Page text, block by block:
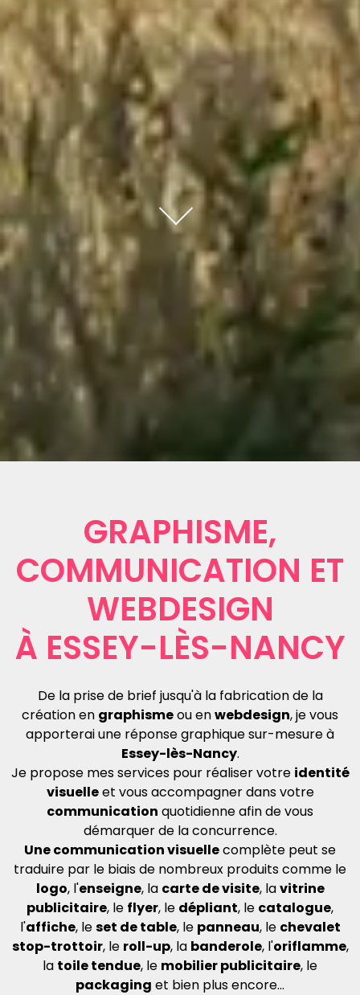
GRAPHISME,
COMMUNICATION ET
WEBDESIGN
À ESSEY-LÈS-NANCY
De la prise de brief jusqu'à la fabrication de la
création en graphismeou enwebdesign, je vous
apporterai une réponse graphique sur-mesure à
Essey-lès-Nancy.
Je propose mes services pour réaliser votre identité
visuelleet vous accompagner dans votre
communication quotidienne afin de vous
démarquer de la concurrence.
Une communication visuellecomplète peut se
traduire par le biais de nombreux produits comme le
logo, l'enseigne, la carte de visite, lavitrine
publicitaire, le flyer, le dépliant, le catalogue,
l'affiche, leset de table, le panneau, le chevalet
stop-trottoir, le roll-up, la banderole, l'oriflamme,
la toile tendue, le mobilier publicitaire, le
packaging et bien plus encore...